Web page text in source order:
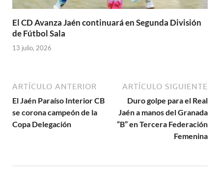
El CD Avanza Jaén continuará en Segunda División
de Fútbol Sala
13 julio, 2026
ARTÍCULO ANTERIOR
El Jaén Paraíso Interior CB
se corona campeón de la
Copa Delegación
ARTÍCULO SIGUIENTE
Duro golpe para el Real
Jaén a manos del Granada
“B” en Tercera Federación
Femenina